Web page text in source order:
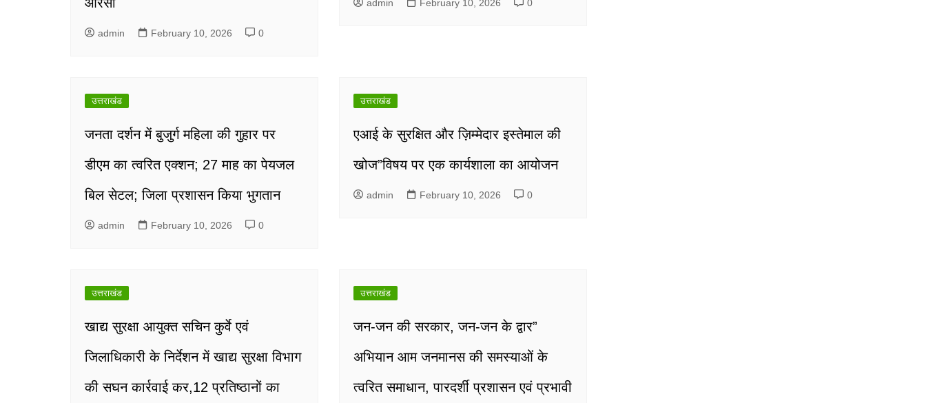
admin February 10, 2026 0
admin February 10, 2026 0
उत्तराखंड
जनता दर्शन में बुजुर्ग महिला की गुहार पर
डीएम का त्वरित एक्शन; 27 माह का पेयजल
बिल सेटल; जिला प्रशासन किया भुगतान
admin February 10, 2026 0
उत्तराखंड
एआई के सुरक्षित और ज़िम्मेदार इस्तेमाल की
खोज”विषय पर एक कार्यशाला का आयोजन
admin February 10, 2026 0
उत्तराखंड
खाद्य सुरक्षा आयुक्त सचिन कुर्वे एवं
जिलाधिकारी के निर्देशन में खाद्य सुरक्षा विभाग
की सघन कार्रवाई कर,12 प्रतिष्ठानों का
उत्तराखंड
जन-जन की सरकार, जन-जन के द्वार”
अभियान आम जनमानस की समस्याओं के
त्वरित समाधान, पारदर्शी प्रशासन एवं प्रभावी